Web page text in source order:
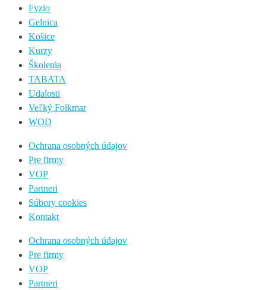
Fyzio
Gelnica
Košice
Kurzy
Školenia
TABATA
Udalosti
Veľký Folkmar
WOD
Ochrana osobných údajov
Pre firmy
VOP
Partneri
Súbory cookies
Kontakt
Ochrana osobných údajov
Pre firmy
VOP
Partneri